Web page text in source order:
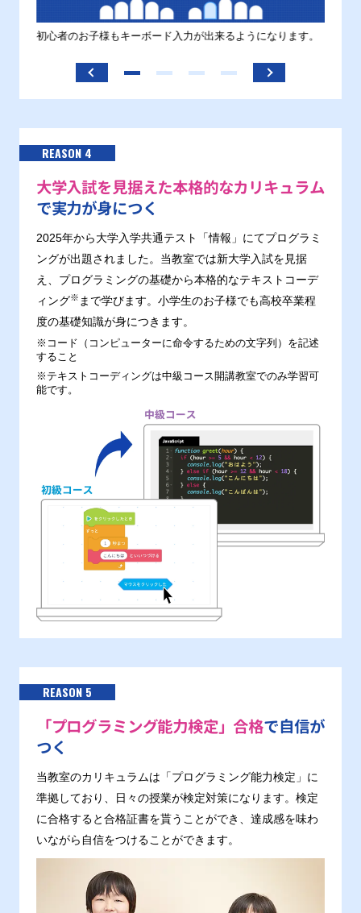
初心者のお子様もキーボード入力が出来るようになります。
REASON 4
大学入試を見据えた本格的なカリキュラム
で実力が身につく
2025年から大学入学共通テスト「情報」にてプログラミ
ングが出題されました。当教室では新大学入試を見据
え、プログラミングの基礎から本格的なテキストコーデ
ィング※ まで学びます。小学生のお子様でも高校卒業程
度の基礎知識が身につきます。
※コード（コンピューターに命令するための文字列）を記述
すること
※テキストコーディングは中級コース開講教室でのみ学習可
能です。
REASON 5
「プログラミング能力検定」合格で自信が
つく
当教室のカリキュラムは「プログラミング能力検定」に
準拠しており、日々の授業が検定対策になります。検定
に合格すると合格証書を貰うことができ、達成感を味わ
いながら自信をつけることができます。